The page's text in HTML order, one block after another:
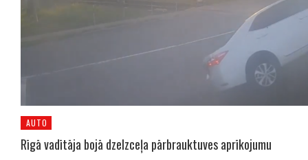
AUTO
Rīgā vadītāja bojā dzelzceļa pārbrauktuves aprīkojumu